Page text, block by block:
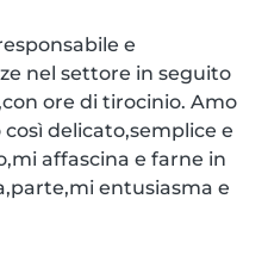
e
nel settore in seguito
ore di tirocinio. Amo
delicato,semplice e
affascina e farne in
entusiasma e